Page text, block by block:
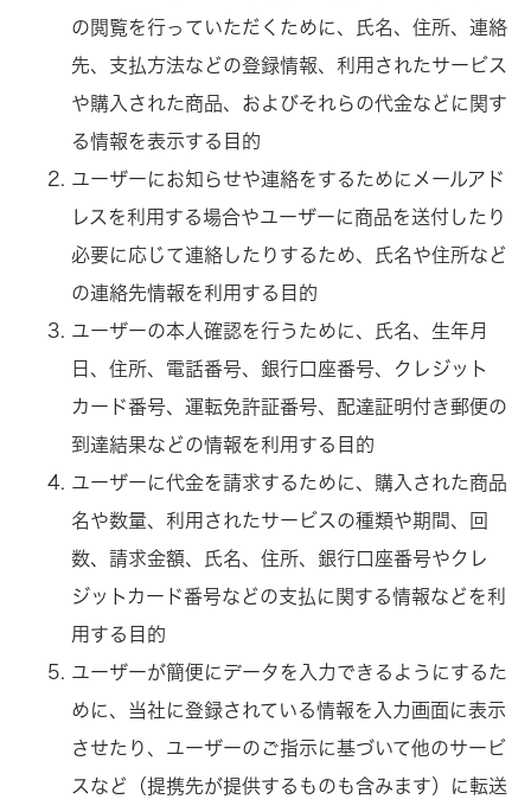
の閲覧を行っていただくために、氏名、住所、連絡
先、支払方法などの登録情報、利用されたサービス
や購入された商品、およびそれらの代金などに関す
る情報を表示する目的
ユーザーにお知らせや連絡をするためにメールアド
レスを利用する場合やユーザーに商品を送付したり
必要に応じて連絡したりするため、氏名や住所など
の連絡先情報を利用する目的
ユーザーの本人確認を行うために、氏名、生年月
日、住所、電話番号、銀行口座番号、クレジット
カード番号、運転免許証番号、配達証明付き郵便の
到達結果などの情報を利用する目的
ユーザーに代金を請求するために、購入された商品
名や数量、利用されたサービスの種類や期間、回
数、請求金額、氏名、住所、銀行口座番号やクレ
ジットカード番号などの支払に関する情報などを利
用する目的
ユーザーが簡便にデータを入力できるようにするた
めに、当社に登録されている情報を入力画面に表示
させたり、ユーザーのご指示に基づいて他のサービ
スなど（提携先が提供するものも含みます）に転送